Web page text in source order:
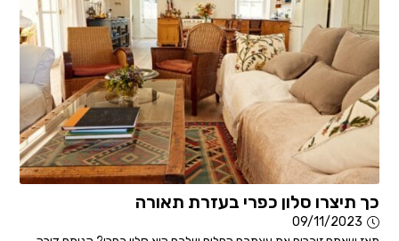
כך תיצרו סלון כפרי בעזרת תאורה
09/11/2023